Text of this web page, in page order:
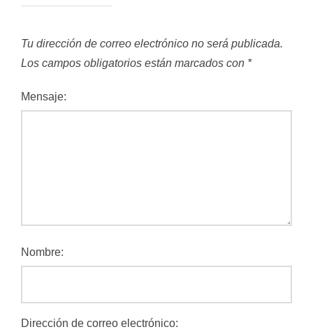
Tu dirección de correo electrónico no será publicada.
Los campos obligatorios están marcados con *
Mensaje:
Nombre:
Dirección de correo electrónico: